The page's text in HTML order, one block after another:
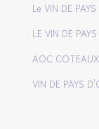
Le VIN DE
LE VIN DE
AOC
VIN DE PAYS